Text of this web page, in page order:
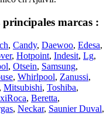
principales marcas :
, Candy, Daewoo, Edesa,
, Hotpoint, Indesit, Lg,
, Otsein, Samsung,
, Whirlpool, Zanussi,
, Mitsubishi, Toshiba,
, Beretta,
, Neckar, Saunier Duval,